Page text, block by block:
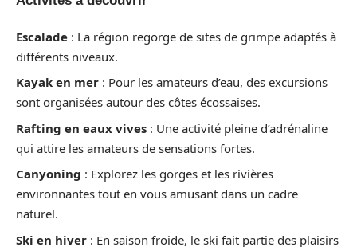
Escalade : La région regorge de sites de grimpe adaptés à
différents niveaux.
Kayak en mer : Pour les amateurs d’eau, des excursions
sont organisées autour des côtes écossaises.
Rafting en eaux vives : Une activité pleine d’adrénaline
qui attire les amateurs de sensations fortes.
Canyoning : Explorez les gorges et les rivières
environnantes tout en vous amusant dans un cadre
naturel.
Ski en hiver : En saison froide, le ski fait partie des plaisirs